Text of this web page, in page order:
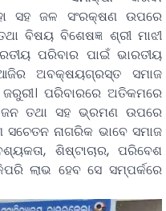
ସହ ଜଳ ସଂରକ୍ଷଣ ଉପରେ
ବିଷୟ ବିଶେଷଜ୍ଞ ଶ୍ରୀ ମାଝୀ
ପରିବାର ପାଇଁ ଭାରତୀୟ
ଅବକ୍ଷୟଗ୍ରସ୍ତ ସମାଜ
ପରିବାରରେ ଅତିକମରେ
ତଥା ସହ ଭ୍ରମଣ ଉପରେ
ନାଗରିକ ଭାବେ ସମାଜ
ଶିଷ୍ଟାଚାର, ପରିବେଶ
ଲାଭ ହେବ ସେ ସମ୍ପର୍କରେ